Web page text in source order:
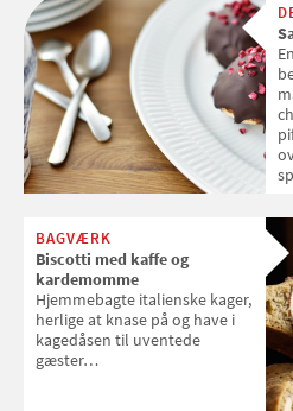
BAGVÆRK
Biscotti med kaffe og
kardemomme
Hjemmebagte italienske kager,
herlige at knase på og have i
kagedåsen til uventede
gæster…